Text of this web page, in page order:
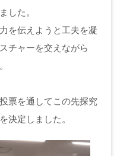
した。
を伝えようと工夫を凝
チャーを交えながら
票を通してこの先探究
決定しました。